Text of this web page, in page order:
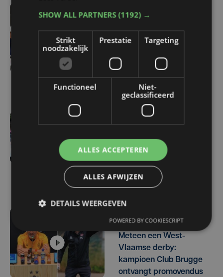
vr 7 augustus | 16:10
West-Vlamingen Victor
Vaneeckhoutte en Milan
profpeloton bij Lotto-
Intermarché
vr 7 augustus | 11:16
Cercle neemt het in
eerste match op tegen
Standard: "Er heerst wat
opwinding"
do 6 augustus | 17:07
Meteen een West-
Vlaamse derby:
kampioen Club Brugge
ontvangt promovendus
SHOW ALL PARTNERS(1192) →
Strikt
noodzakelijk
Prestatie Targeting
Functioneel
Niet-
geclassificeerd
ALLES ACCEPTEREN
ALLES AFWIJZEN
DETAILS WEERGEVEN
POWERED BY COOKIESCRIPT